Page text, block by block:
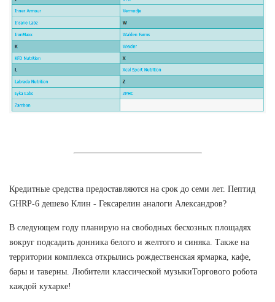
Кредитные средства предоставляются на срок до семи лет. Пептид
GHRP-6 дешево Клин - Гексарелин аналоги Александров?
В следующем году планирую на свободных бесхозных площадях
вокруг подсадить донника белого и желтого и синяка. Также на
территории комплекса открылись рождественская ярмарка, кафе,
бары и таверны. Любители классической музыкиТоргового робота
каждой кухарке!